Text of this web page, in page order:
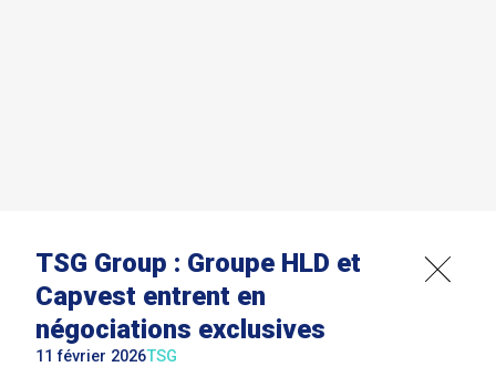
TSG Group : Groupe HLD et
Capvest entrent en
négociations exclusives
11 février 2026TSG